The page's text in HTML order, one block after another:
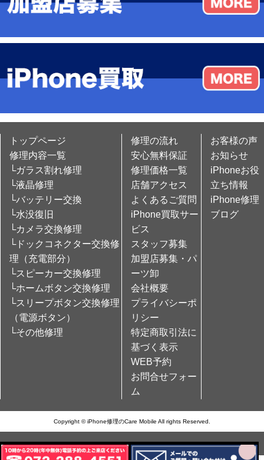
トップページ
修理内容一覧
└ガラス割れ修理
└液晶修理
└バッテリー交換
└水没復旧
└カメラ交換修理
└ドックコネクター交換修
理（充電部分）
└スピーカー交換修理
└ホームボタン交換修理
└スリープボタン交換修理
（電源ボタン）
└その他修理
修理の流れ
安心無料保証
修理価格一覧
店舗アクセス
よくあるご質問
iPhone買取サー
ビス
スタッフ募集
加盟店募集・パ
ーツ卸
会社概要
プライバシーポ
リシー
特定商取引法に
基づく表示
WEB予約
お問合せフォー
ム
お客様の声
お知らせ
iPhoneお役
立ち情報
iPhone修理
ブログ
Copyright © iPhone修理のCare Mobile All rights Reserved.